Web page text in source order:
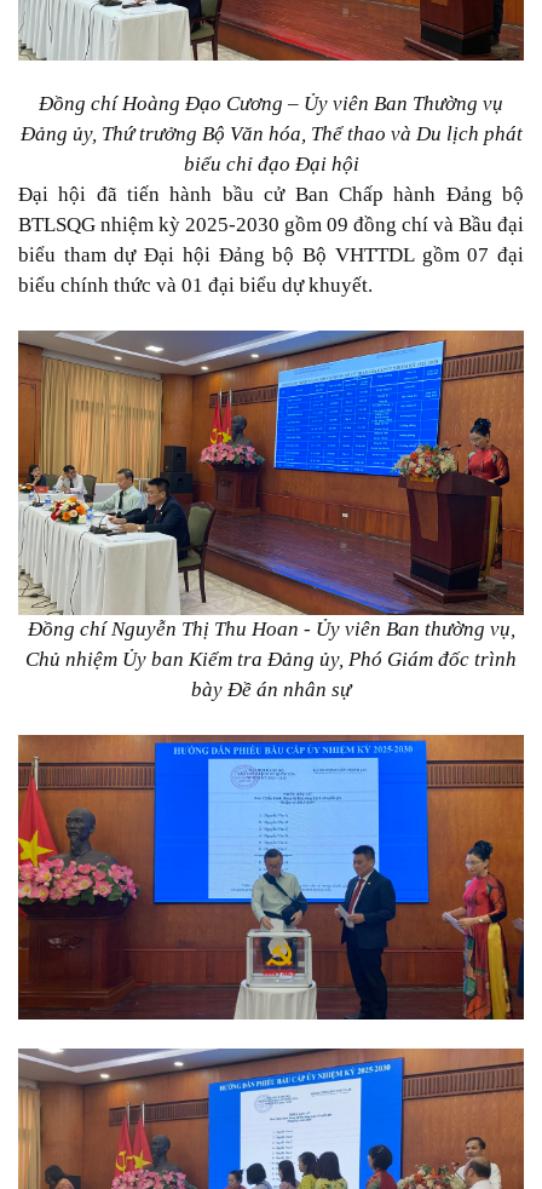
Đồng chí Hoàng Đạo Cương – Ủy viên Ban Thường vụ
Đảng ủy, Thứ trưởng Bộ Văn hóa, Thể thao và Du lịch phát
biểu chỉ đạo Đại hội
Đại hội đã tiến hành bầu cử Ban Chấp hành Đảng bộ
BTLSQG nhiệm kỳ 2025-2030 gồm 09 đồng chí và Bầu đại
biểu tham dự Đại hội Đảng bộ Bộ VHTTDL gồm 07 đại
biểu chính thức và 01 đại biểu dự khuyết.
Đồng chí Nguyễn Thị Thu Hoan - Ủy viên Ban thường vụ,
Chủ nhiệm Ủy ban Kiểm tra Đảng ủy, Phó Giám đốc trình
bày Đề án nhân sự